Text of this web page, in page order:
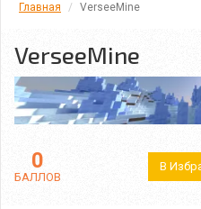
Главная VerseeMine
VerseeMine
0
БАЛЛОВ
В